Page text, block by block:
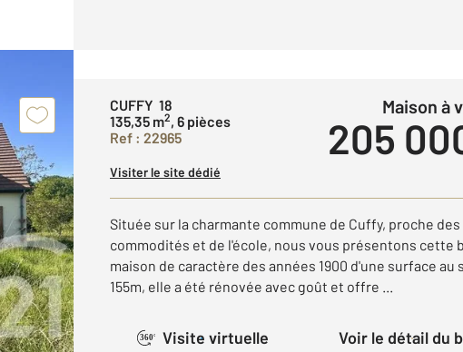
CUFFY 18
135,35 m2, 6 pièces
Ref : 22965
Maison à
205
Visiter le site dédié
Située sur la charmante commune de Cuffy, proche des
commodités et de l'école, nous vous présentons cette
maison de caractère des années 1900 d'une surface au
155m, elle a été rénovée avec goût et offre ...
360° Visite virtuelle Voir le détail du